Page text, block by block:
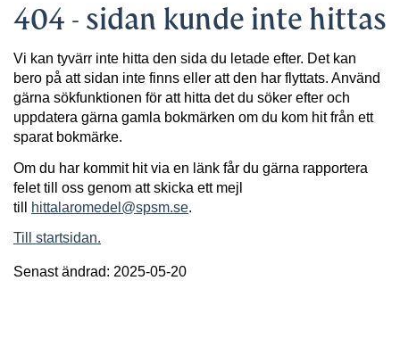
404 - sidan kunde inte hittas
Vi kan tyvärr inte hitta den sida du letade efter. Det kan
bero på att sidan inte finns eller att den har flyttats. Använd
gärna sökfunktionen för att hitta det du söker efter och
uppdatera gärna gamla bokmärken om du kom hit från ett
sparat bokmärke.
Om du har kommit hit via en länk får du gärna rapportera
felet till oss genom att skicka ett mejl
till
hittalaromedel@spsm.se.
Till startsidan.
Senast ändrad: 2025-05-20